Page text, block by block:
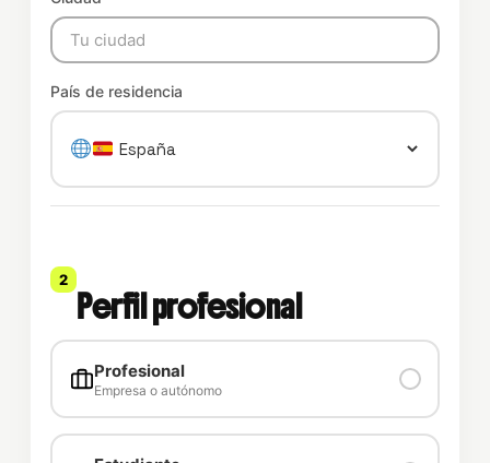
País de residencia
2
Perfil profesional
Profesional
Empresa o autónomo